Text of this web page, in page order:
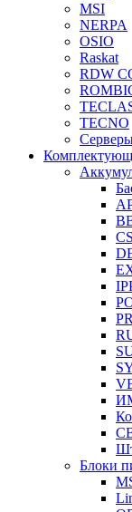
MSI
NERPA
OSIO
Raskat
RDW
TECNO
Блоки